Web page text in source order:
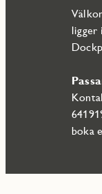
ligger
boka